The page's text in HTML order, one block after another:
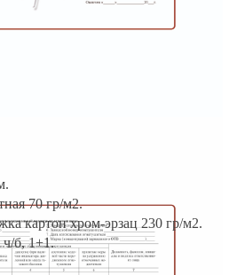
70 гр/м2.
картон хром-эрзац 230 гр/м2.
ч/б, 1+1.